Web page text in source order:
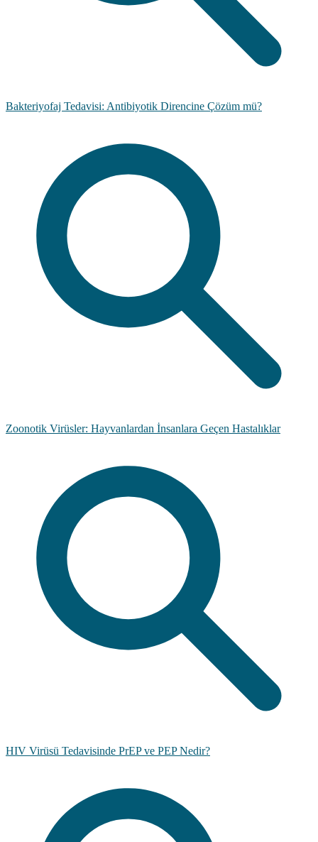
Bakteriyofaj Tedavisi: Antibiyotik Direncine Çözüm mü?
Zoonotik Virüsler: Hayvanlardan İnsanlara Geçen Hastalıklar
HIV Virüsü Tedavisinde PrEP ve PEP Nedir?